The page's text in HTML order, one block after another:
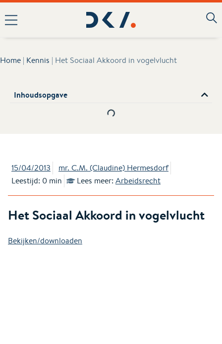
Home | Kennis | Het Sociaal Akkoord in vogelvlucht
Inhoudsopgave
15/04/2013
mr. C.M. (Claudine) Hermesdorf
Leestijd: 0 min
Lees meer: Arbeidsrecht
Het Sociaal Akkoord in vogelvlucht
Bekijken/downloaden